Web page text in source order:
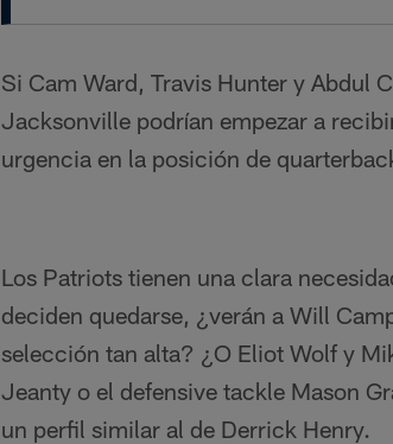
Si Cam Ward, Travis Hunter y Abdul
Jacksonville podrían empezar a
urgencia en la posición de
Los Patriots tienen una clara
deciden quedarse, ¿verán a Will
selección tan alta? ¿O Eliot Wolf y
Jeanty o el defensive tackle Mason
un perfil similar al de Derrick Henry.